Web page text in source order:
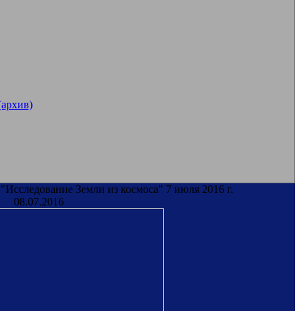
Земли из космоса" 7 июля 2016 г.
08.07.2016